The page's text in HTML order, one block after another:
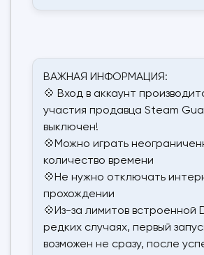
ВАЖНАЯ ИНФОРМАЦИЯ:
💠 Вход в аккаунт
участия продавца Steam
выключен!
💠Можно играть
количество времени
💠Не нужно отключать
прохождении
💠Из-за лимитов встроенной
редких случаях, первый
возможен не сразу, после